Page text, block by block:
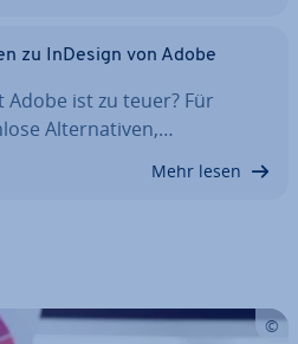
zu InDesign von Adobe
ist zu teuer? Für
Al­ter­na­ti­ven,…
Mehr lesen